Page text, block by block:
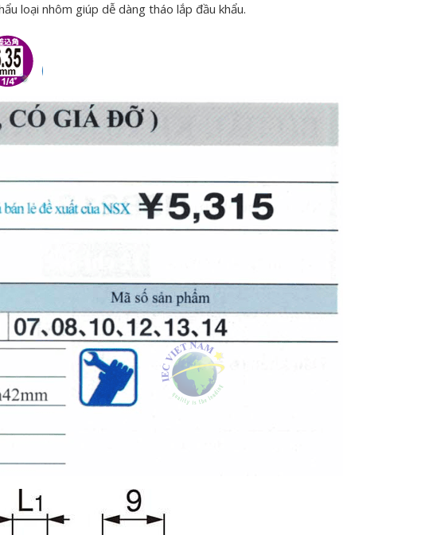
loại nhôm giúp dễ dàng tháo lắp đầu khẩu.